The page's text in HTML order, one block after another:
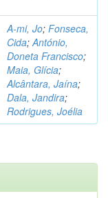
A-mi, Jo; Fonseca,
Cida;António,
Doneta Francisco;
Maia, Glícia;
Alcântara, Jaína;
Dala, Jandira;
Rodrigues, Joélia